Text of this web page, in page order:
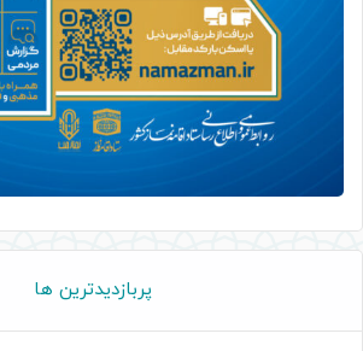
پربازدیدترین ها